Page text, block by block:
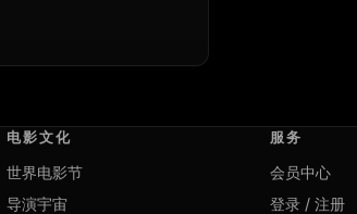
电影文化
世界电影节
导演宇宙
服务
会员中心
登录 / 注册